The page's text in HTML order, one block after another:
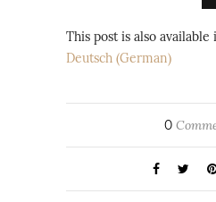
This post is also available
Deutsch (German)
0